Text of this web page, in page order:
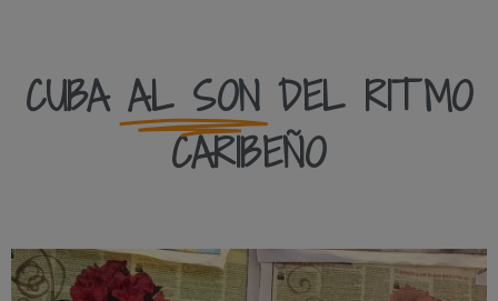
CUBA AL SON DEL RITMO
CARIBEÑO